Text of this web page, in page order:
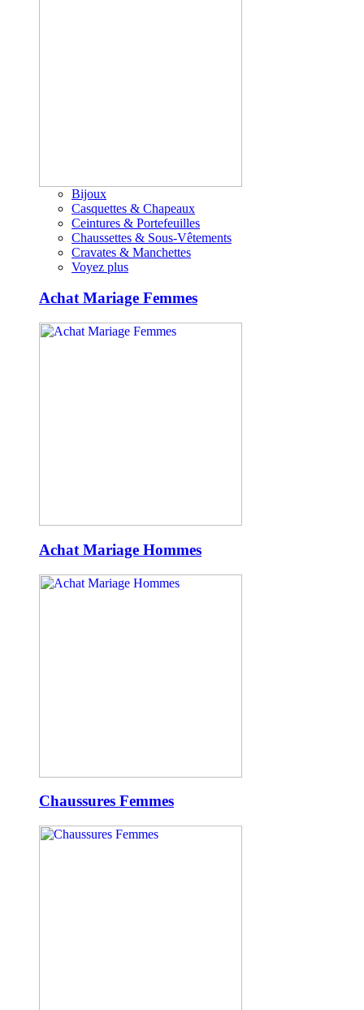
Bijoux
Casquettes & Chapeaux
Ceintures & Portefeuilles
Chaussettes & Sous-Vêtements
Cravates & Manchettes
Voyez plus
Achat Mariage Femmes
Achat Mariage Hommes
Chaussures Femmes